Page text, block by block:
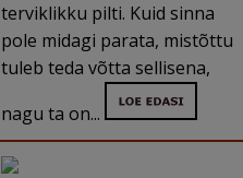
terviklikku pilti. Kuid sinna
pole midagi parata, mistõttu
tuleb teda võtta sellisena,
nagu ta on...